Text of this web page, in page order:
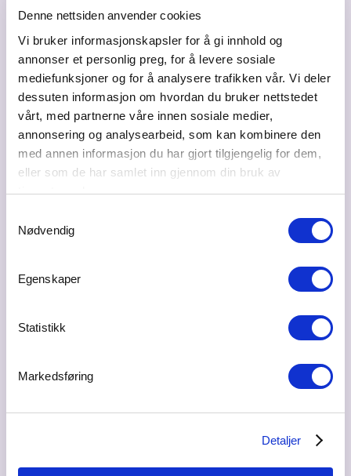
Denne nettsiden anvender cookies
Vi bruker informasjonskapsler for å gi innhold og
annonser et personlig preg, for å levere sosiale
mediefunksjoner og for å analysere trafikken vår. Vi deler
dessuten informasjon om hvordan du bruker nettstedet
vårt, med partnerne våre innen sosiale medier,
annonsering og analysearbeid, som kan kombinere den
med annen informasjon du har gjort tilgjengelig for dem,
eller som de har samlet inn gjennom din bruk av
tjenestene deres.
Nødvendig
Egenskaper
Statistikk
Markedsføring
Detaljer
Avdekker skjulte påslag og feilfakturering
Ingen krav om leverandørbytte eller binding
Finner Energihuset ingen avvik, har dere i det minste fått
bekreftet at avtalen deres er konkurransedyktig – helt
kostnadsfritt.
Ta kontakt med Eirik Andersen for en uforpliktende prat (oppgi:
Innovasjon Gardermoen medlem)